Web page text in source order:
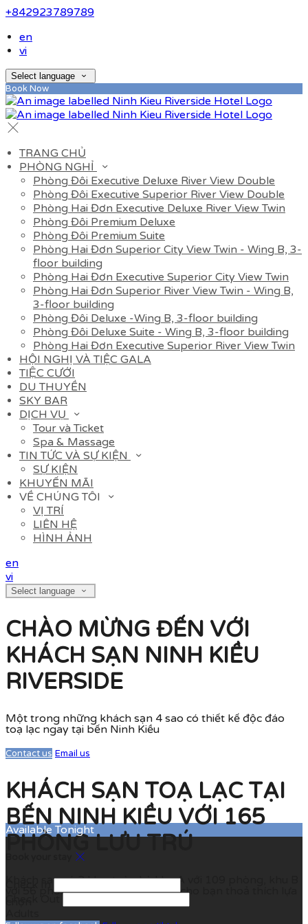
+842923789789
en
vi
Select language
Book Now
TRANG CHỦ
PHÒNG NGHỈ
Phòng Đôi Executive Deluxe River View Double
Phòng Đôi Executive Superior River View Double
Phòng Hai Đơn Executive Deluxe River View Twin
Phòng Đôi Premium Deluxe
Phòng Đôi Premium Suite
Phòng Hai Đơn Superior City View Twin - Wing B, 3-
floor building
Phòng Hai Đơn Executive Superior City View Twin
Phòng Hai Đơn Superior River View Twin - Wing B,
3-floor building
Phòng Đôi Deluxe -Wing B, 3-floor building
Phòng Đôi Deluxe Suite - Wing B, 3-floor building
Phòng Hai Đơn Executive Superior River View Twin
HỘI NGHỊ VÀ TIỆC GALA
TIỆC CƯỚI
DU THUYỀN
SKY BAR
DỊCH VỤ
Tour và Ticket
Spa & Massage
TIN TỨC VÀ SỰ KIỆN
SỰ KIỆN
KHUYẾN MÃI
VỀ CHÚNG TÔI
VỊ TRÍ
LIÊN HỆ
HÌNH ẢNH
en
vi
Select language
CHÀO MỪNG ĐẾN VỚI
KHÁCH SẠN NINH KIỀU
RIVERSIDE
Một trong những khách sạn 4 sao có thiết kế độc đáo
toạ lạc ngay tại bến Ninh Kiều
Contact us Email us
KHÁCH SẠN TOẠ LẠC TẠI
BẾN NINH KIỀU VỚI 165
PHÒNG LƯU TRÚ
Khách sạn có 2 khu, toà nhà khu A với 109 phòng, khu B
với 56 phòng với đa dạng các loại cho bạn thoả thích lựa
Available Tonight